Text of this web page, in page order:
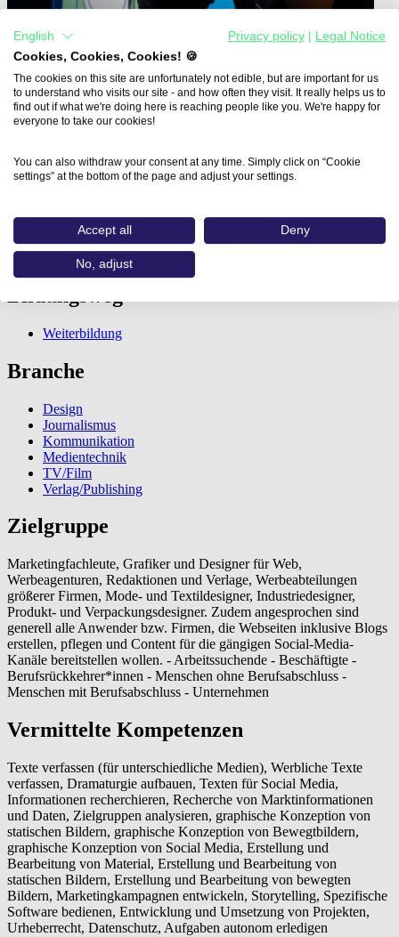
Social Media Content Creator…
Social Media Content Creator
vhs-Weiterbildungsakademie Kelheim e.V.
Weiterbildung
Branche
Design
Journalismus
Kommunikation
Medientechnik
TV/Film
Verlag/Publishing
Zielgruppe
Marketingfachleute, Grafiker und Designer für Web,
Werbeagenturen, Redaktionen und Verlage, Werbeabteilungen
größerer Firmen, Mode- und Textildesigner, Industriedesigner,
Produkt- und Verpackungsdesigner. Zudem angesprochen sind
generell alle Anwender bzw. Firmen, die Webseiten inklusive Blogs
erstellen, pflegen und Content für die gängigen Social-Media-
Kanäle bereitstellen wollen. - Arbeitssuchende - Beschäftigte -
Berufsrückkehrer*innen - Menschen ohne Berufsabschluss -
Menschen mit Berufsabschluss - Unternehmen
Vermittelte Kompetenzen
Texte verfassen (für unterschiedliche Medien), Werbliche Texte
verfassen, Dramaturgie aufbauen, Texten für Social Media,
Informationen recherchieren, Recherche von Marktinformationen
und Daten, Zielgruppen analysieren, graphische Konzeption von
statischen Bildern, graphische Konzeption von Bewegtbildern,
graphische Konzeption von Social Media, Erstellung und
Bearbeitung von Material, Erstellung und Bearbeitung von
statischen Bildern, Erstellung und Bearbeitung von bewegten
Bildern, Marketingkampagnen entwickeln, Storytelling, Spezifische
Software bedienen, Entwicklung und Umsetzung von Projekten,
Urheberrecht, Datenschutz, Aufgaben autonom erledigen
English Privacy policy
Legal Notice
Cookies, Cookies, Cookies! 🍪
The cookies on this site are unfortunately not edible, but are important for us
to understand who visits our site - and how often they visit. It really helps us to
find out if what we're doing here is reaching people like you. We're happy for
everyone to take our cookies!
You can also withdraw your consent at any time. Simply click on “Cookie
settings” at the bottom of the page and adjust your settings.
Accept all Deny
No, adjust